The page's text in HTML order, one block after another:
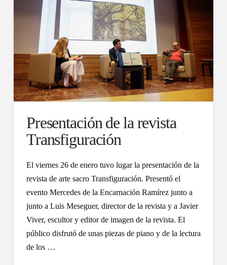
Presentación de la revista
Transfiguración
El viernes 26 de enero tuvo lugar la presentación de la
revista de arte sacro Transfiguración. Presentó el
evento Mercedes de la Encarnación Ramírez junto a
junto a Luis Meseguer, director de la revista y a Javier
Viver, escultor y editor de imagen de la revista. El
público disfrutó de unas piezas de piano y de la lectura
de los …